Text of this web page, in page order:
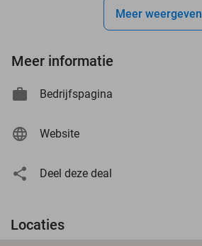
Meer weergeven
Meer informatie
Bedrijfspagina
Website
Deel deze deal
Locaties